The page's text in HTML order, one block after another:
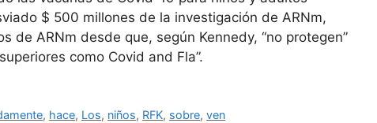
$ 500 millones de la investigación de ARNm,
de ARNm desde que, según Kennedy, “no protegen”
como Covid and Fla”.
, hace, Los, niños, RFK, sobre,ven